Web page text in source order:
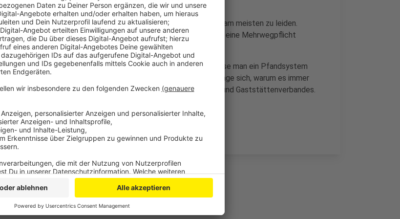
Die Gastronomiebetriebe bei uns hätten in der Pandemie ohnehin am meisten zu leiden.
Finanzielle Rücklagen seien bei vielen Wirten aufgebraucht. Jetzt eine Mehrwegpflicht
einzuführen, sei ein denkbar falsches Zeichen.
Die Preise für Mehrwegbehälter würden explodieren. Zudem müsse man ein Pfandsystem
einführen, das die Kunden erst einmal annehmen müssten. Man frage sich, warum es immer
gegen die Gastronomie gehe, sagte uns ein Sprecher des Hotel- und Gaststättenverbandes.
Anzeige